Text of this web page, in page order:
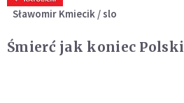
Sławomir Kmiecik / slo
Śmierć jak koniec Polski